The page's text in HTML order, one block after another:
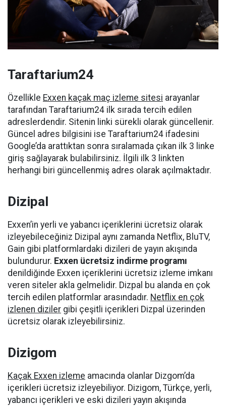
Taraftarium24
Özellikle Exxen kaçak maç izleme sitesi arayanlar
tarafından Taraftarium24 ilk sırada tercih edilen
adreslerdendir. Sitenin linki sürekli olarak güncellenir.
Güncel adres bilgisini ise Taraftarium24 ifadesini
Google’da arattıktan sonra sıralamada çıkan ilk 3 linke
giriş sağlayarak bulabilirsiniz. İlgili ilk 3 linkten
herhangi biri güncellenmiş adres olarak açılmaktadır.
Dizipal
Exxen’in yerli ve yabancı içeriklerini ücretsiz olarak
izleyebileceğiniz Dizipal aynı zamanda Netflix, BluTV,
Gain gibi platformlardaki dizileri de yayın akışında
bulundurur. Exxen ücretsiz indirme programı
denildiğinde Exxen içeriklerini ücretsiz izleme imkanı
veren siteler akla gelmelidir. Dizpal bu alanda en çok
tercih edilen platformlar arasındadır. Netflix en çok
izlenen diziler gibi çeşitli içerikleri Dizpal üzerinden
ücretsiz olarak izleyebilirsiniz.
Dizigom
Kaçak Exxen izleme amacında olanlar Dizgom’da
içerikleri ücretsiz izleyebiliyor. Dizigom, Türkçe, yerli,
yabancı içerikleri ve eski dizileri yayın akışında